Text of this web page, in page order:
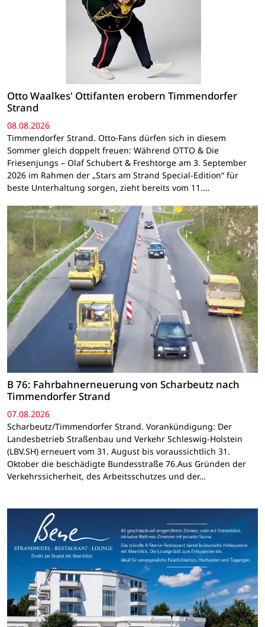
Otto Waalkes' Ottifanten erobern Timmendorfer
Strand
08.08.2026
Timmendorfer Strand. Otto-Fans dürfen sich in diesem
Sommer gleich doppelt freuen: Während OTTO & Die
Friesenjungs – Olaf Schubert & Freshtorge am 3. September
2026 im Rahmen der „Stars am Strand Special-Edition“ für
beste Unterhaltung sorgen, zieht bereits vom 11.…
B 76: Fahrbahnerneuerung von Scharbeutz nach
Timmendorfer Strand
07.08.2026
Scharbeutz/Timmendorfer Strand. Vorankündigung: Der
Landesbetrieb Straßenbau und Verkehr Schleswig-Holstein
(LBV.SH) erneuert vom 31. August bis voraussichtlich 31.
Oktober die beschädigte Bundesstraße 76.Aus Gründen der
Verkehrssicherheit, des Arbeitsschutzes und der…